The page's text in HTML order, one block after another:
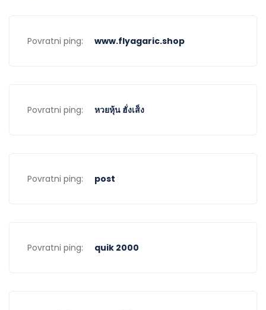
Povratni ping: www.flyagaric.shop
Povratni ping: หวยหุ้น ฮั่งเส็ง
Povratni ping: post
Povratni ping: quik 2000